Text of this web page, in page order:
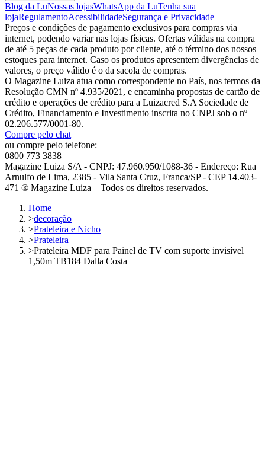
Blog da LuNossas lojasWhatsApp da LuTenha sua
lojaRegulamentoAcessibilidadeSegurança e Privacidade
Preços e condições de pagamento exclusivos para compras via
internet, podendo variar nas lojas físicas. Ofertas válidas na compra
de até 5 peças de cada produto por cliente, até o término dos nossos
estoques para internet. Caso os produtos apresentem divergências de
valores, o preço válido é o da sacola de compras.
O Magazine Luiza atua como correspondente no País, nos termos da
Resolução CMN nº 4.935/2021, e encaminha propostas de cartão de
crédito e operações de crédito para a Luizacred S.A Sociedade de
Crédito, Financiamento e Investimento inscrita no CNPJ sob o nº
02.206.577/0001-80.
Compre pelo chat
ou compre pelo telefone:
0800 773 3838
Magazine Luiza S/A - CNPJ: 47.960.950/1088-36 - Endereço: Rua
Arnulfo de Lima, 2385 - Vila Santa Cruz, Franca/SP - CEP 14.403-
471 ® Magazine Luiza – Todos os direitos reservados.
Home
>decoração
>Prateleira e Nicho
>Prateleira
>Prateleira MDF para Painel de TV com suporte invisível
1,50m TB184 Dalla Costa